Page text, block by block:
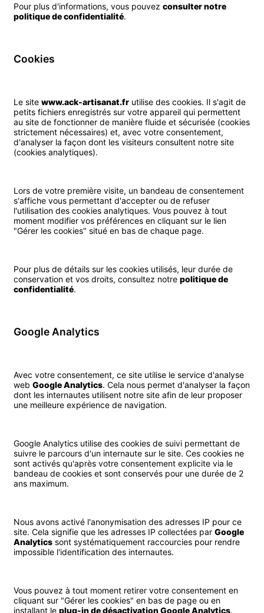
Pour plus d'informations, vous pouvez consulter notre
politique de confidentialité.
Cookies
Le site www.ack-artisanat.fr utilise des cookies. Il s'agit de
petits fichiers enregistrés sur votre appareil qui permettent
au site de fonctionner de manière fluide et sécurisée (cookies
strictement nécessaires) et, avec votre consentement,
d'analyser la façon dont les visiteurs consultent notre site
(cookies analytiques).
Lors de votre première visite, un bandeau de consentement
s'affiche vous permettant d'accepter ou de refuser
l'utilisation des cookies analytiques. Vous pouvez à tout
moment modifier vos préférences en cliquant sur le lien
"Gérer les cookies" situé en bas de chaque page.
Pour plus de détails sur les cookies utilisés, leur durée de
conservation et vos droits, consultez notre politique de
confidentialité.
Google Analytics
Avec votre consentement, ce site utilise le service d'analyse
web Google Analytics. Cela nous permet d'analyser la façon
dont les internautes utilisent notre site afin de leur proposer
une meilleure expérience de navigation.
Google Analytics utilise des cookies de suivi permettant de
suivre le parcours d'un internaute sur le site. Ces cookies ne
sont activés qu'après votre consentement explicite via le
bandeau de cookies et sont conservés pour une durée de 2
ans maximum.
Nous avons activé l'anonymisation des adresses IP pour ce
site. Cela signifie que les adresses IP collectées par Google
Analytics sont systématiquement raccourcies pour rendre
impossible l'identification des internautes.
Vous pouvez à tout moment retirer votre consentement en
cliquant sur "Gérer les cookies" en bas de page ou en
installant le plug-in de désactivation Google Analytics.